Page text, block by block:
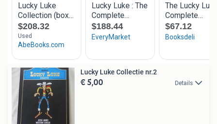
Lucky Luke Collectie nr.2
€ 5,00 Details